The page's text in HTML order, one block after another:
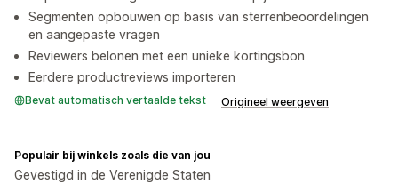
Segmenten opbouwen op basis van sterrenbeoordelingen
en aangepaste vragen
Reviewers belonen met een unieke kortingsbon
Eerdere productreviews importeren
Bevat automatisch vertaalde tekst Origineel weergeven
Populair bij winkels zoals die van jou
Gevestigd in de Verenigde Staten